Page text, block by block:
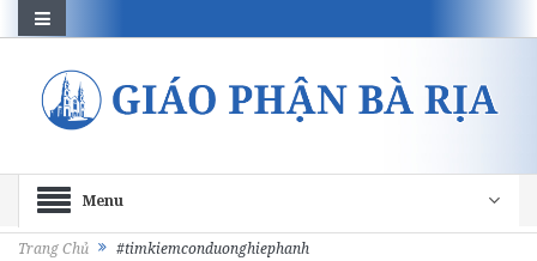
Menu
Trang Chủ #timkiemconduonghiephanh